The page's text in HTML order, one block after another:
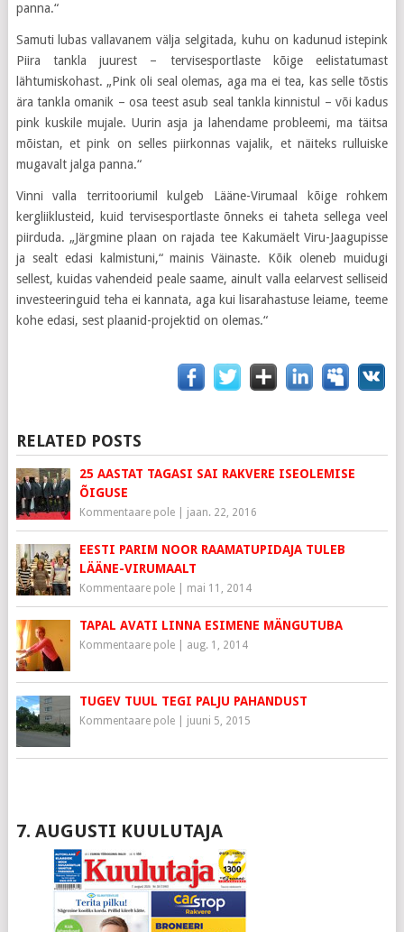
panna.“
Samuti lubas vallavanem välja selgitada, kuhu on kadunud istepink
Piira tankla juurest – tervisesportlaste kõige eelistatumast
lähtumiskohast. „Pink oli seal olemas, aga ma ei tea, kas selle tõstis
ära tankla omanik – osa teest asub seal tankla kinnistul – või kadus
pink kuskile mujale. Uurin asja ja lahendame probleemi, ma täitsa
mõistan, et pink on selles piirkonnas vajalik, et näiteks rulluiske
mugavalt jalga panna.“
Vinni valla territooriumil kulgeb Lääne-Virumaal kõige rohkem
kergliiklusteid, kuid tervisesportlaste õnneks ei taheta sellega veel
piirduda. „Järgmine plaan on rajada tee Kakumäelt Viru-Jaagupisse
ja sealt edasi kalmistuni,“ mainis Väinaste. Kõik oleneb muidugi
sellest, kuidas vahendeid peale saame, ainult valla eelarvest selliseid
investeeringuid teha ei kannata, aga kui lisarahastuse leiame, teeme
kohe edasi, sest plaanid-projektid on olemas.“
RELATED POSTS
25 AASTAT TAGASI SAI RAKVERE ISEOLEMISE
ÕIGUSE
Kommentaare pole| jaan. 22, 2016
EESTI PARIM NOOR RAAMATUPIDAJA TULEB
LÄÄNE-VIRUMAALT
Kommentaare pole| mai 11, 2014
TAPAL AVATI LINNA ESIMENE MÄNGUTUBA
Kommentaare pole| aug. 1, 2014
TUGEV TUUL TEGI PALJU PAHANDUST
Kommentaare pole| juuni 5, 2015
7. AUGUSTI KUULUTAJA